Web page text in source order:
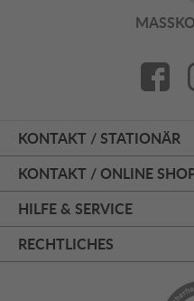
KONTAKT / STATIONÄR
KONTAKT / ONLINE
HILFE & SERVICE
RECHTLICHES